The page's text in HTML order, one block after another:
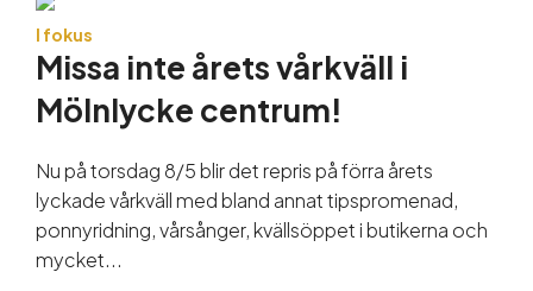
I fokus
Missa inte årets vårkväll i
Mölnlycke centrum!
Nu på torsdag 8/5 blir det repris på förra årets
lyckade vårkväll med bland annat tipspromenad,
ponnyridning, vårsånger, kvällsöppet i butikerna och
mycket...